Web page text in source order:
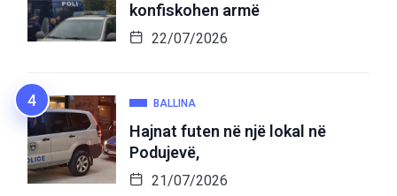
konfiskohen armë
22/07/2026
BALLINA
Hajnat futen në një lokal në
Podujevë,
21/07/2026